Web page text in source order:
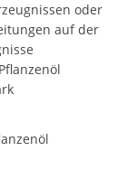
oder
auf der